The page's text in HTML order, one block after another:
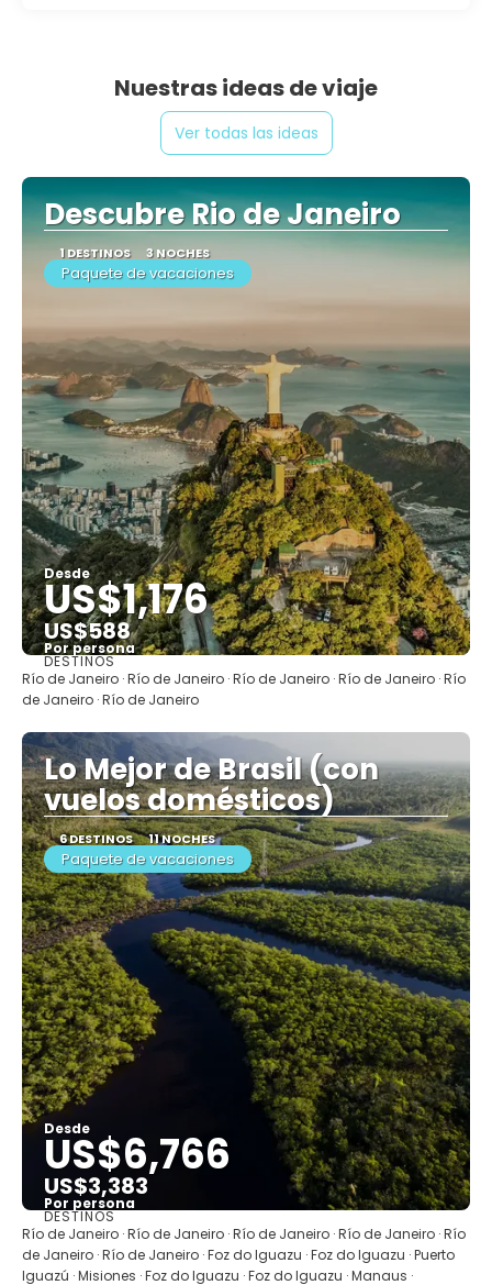
Nuestras ideas de viaje
Ver todas las ideas
Descubre Rio de Janeiro
1 DESTINOS 3 NOCHES
Paquete de vacaciones
Desde
US$1,176
US$588
Por persona
Ver
DESTINOS
Río de Janeiro · Río de Janeiro · Río de Janeiro · Río de Janeiro · Río
de Janeiro · Río de Janeiro
Lo Mejor de Brasil (con
vuelos domésticos)
6 DESTINOS 11 NOCHES
Paquete de vacaciones
Desde
US$6,766
US$3,383
Por persona
Ver
DESTINOS
Río de Janeiro · Río de Janeiro · Río de Janeiro · Río de Janeiro · Río
de Janeiro · Río de Janeiro · Foz do Iguazu · Foz do Iguazu · Puerto
Iguazú · Misiones · Foz do Iguazu · Foz do Iguazu · Manaus ·